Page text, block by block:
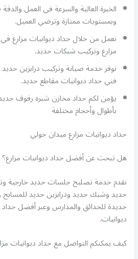
الخبرة العالية والسرعة في العمل
وبمستويات ممتازة وترضي العميل.
نعمل من خلال حداد ديوانيات مزارع
مزارع وتركيب شبكات حديد.
نوفر خدمة صيانة وتركيب درابزين
فني حداد ديوانيات مقاطع حديد.
يؤمن لكم حداد مخازن شبره رفوف
بأطوال وأحجام مختلفة
حداد ديوانيات مزارع ميدان حولي
هل تبحث عن أفضل حداد ديوانيات مزارع؟
نقدم خدمة تصليح جلسات حديد خارجية
حديد وشبك حديد ودرابزين حديد للمسابح
حديدة للحدائق والمدارس وعبر أفضل
ديوانيات.
كيف يمكنكم التواصل مع حداد ديوانيات